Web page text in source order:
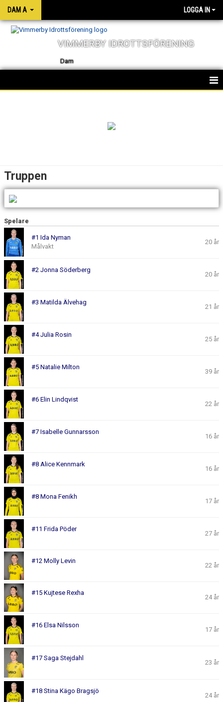
DAM A LOGGA IN
VIMMERBY IDROTTSFÖRENING
Dam
MATCHER
KOSTFÖRSLAG
BILDER
DOKUMENT
Truppen
Spelare
#1 Ida Nyman
Målvakt
20 år
#2 Jonna Söderberg
20 år
#3 Matilda Älvehag
21 år
#4 Julia Rosin
25 år
#5 Natalie Milton
39 år
#6 Elin Lindqvist
22 år
#7 Isabelle Gunnarsson
16 år
#8 Alice Kennmark
16 år
#8 Mona Fenikh
17 år
#11 Frida Pöder
27 år
#12 Molly Levin
22 år
#15 Kujtese Rexha
24 år
#16 Elsa Nilsson
17 år
#17 Saga Stejdahl
23 år
#18 Stina Kägo Bragsjö
24 år